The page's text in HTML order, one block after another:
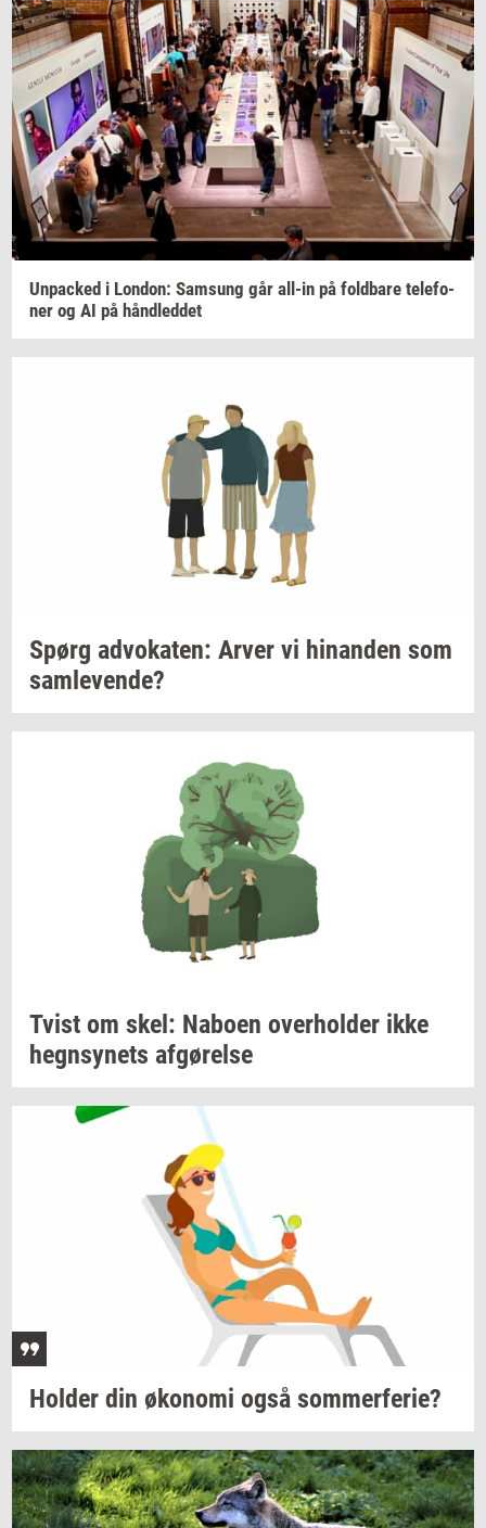
Un­pa­ck­ed i Lon­don: Sams­ung går all-​in på fold­ba­re te­le­fo­
ner og AI på hånd­led­det
Spørg ad­vo­ka­ten: Arver vi hin­an­den som
sam­le­ven­de?
Tvist om skel: Na­bo­en over­hol­der ikke
hegn­sy­nets af­gø­rel­se
Hol­der din øko­no­mi også som­mer­fe­rie?